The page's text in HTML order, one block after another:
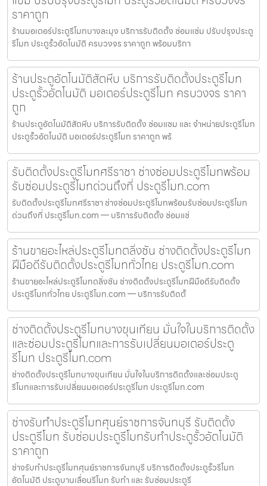
ราคาถูก
ร้านมอเตอร์ประตูรีโมทบางละมุง บริการรับติดตั้ง ซ่อมแซ่ม ปรับปรุงประตู
รีโมท ประตูรั้วอัตโนมัติ ครบวงจร ราคาถูก พร้อมบริกา
ร้านประตูอัตโนมัติสัตหีบ บริการรับติดตั้งประตูรีโมท
ประตูรั้วอัตโนมัติ มอเตอร์ประตูรีโมท ครบวงจร ราคา
ถูก
ร้านประตูอัตโนมัติสัตหีบ บริการรับติดตั้ง ซ่อมแซม และ จำหน่ายประตูรีโมท
ประตูรั้วอัตโนมัติ มอเตอร์ประตูรีโมท ราคาถูก พร้
รับติดตั้งประตูรีโมทศรีราชา ช่างซ่อมประตูรีโมทพร้อม
รับซ่อมประตูรีโมทด่วนถึงที่ ประตูรีโมท.com
รับติดตั้งประตูรีโมทศรีราชา ช่างซ่อมประตูรีโมทพร้อมรับซ่อมประตูรีโมท
ด่วนถึงที่ ประตูรีโมท.com — บริการรับติดตั้ง ซ่อมแซ่
ร้านขายอะไหล่ประตูรีโมทตลิ่งชัน ช่างติดตั้งประตูรีโมท
ฝีมือดีรับติดตั้งประตูรีโมททั่วไทย ประตูรีโมท.com
ร้านขายอะไหล่ประตูรีโมทตลิ่งชัน ช่างติดตั้งประตูรีโมทฝีมือดีรับติดตั้ง
ประตูรีโมททั่วไทย ประตูรีโมท.com — บริการรับติดตั้
ช่างติดตั้งประตูรีโมทบางขุนเทียน มั่นใจในบริการติดตั้ง
และซ่อมประตูรีโมทและการรับเปลี่ยนมอเตอร์ประตู
รีโมท ประตูรีโมท.com
ช่างติดตั้งประตูรีโมทบางขุนเทียน มั่นใจในบริการติดตั้งและซ่อมประตู
รีโมทและการรับเปลี่ยนมอเตอร์ประตูรีโมท ประตูรีโมท.com
ช่างรับทำประตูรีโมทศุนย์ราชการจันทบุรี รับติดตั้ง
ประตูรีโมท รับซ่อมประตูรีโมทรับทำประตูรั้วอัตโนมัติ
ราคาถูก
ช่างรับทำประตูรีโมทศุนย์ราชการจันทบุรี บริการติดตั้งประตูรั้วรีโมท
อัตโนมัติ ประตูบานเลื่อนรีโมท รับทำ และ รับซ่อมประตูรี